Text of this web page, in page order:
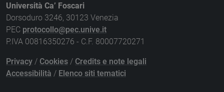
Università Ca’ Foscari
Dorsoduro 3246, 30123 Venezia
PEC protocollo@pec.unive.it
P.IVA 00816350276 - C.F. 80007720271
Privacy / Cookies / Credits e note legali
Accessibilità / Elenco siti tematici